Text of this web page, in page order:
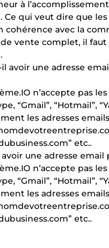
à
Ce qui veut dire que les
cohérence avec la
vente complet, il faut
avoir une adresse
n’accepte pas
“Gmail”, “Hotmail”,
les adresses
etc..
une adresse email
n’accepte pas
“Gmail”, “Hotmail”,
les adresses
etc..